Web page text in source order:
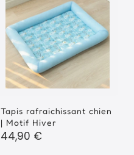
Tapis rafraichissant chien
| Motif Hiver
Prix
habituel
44,90 €